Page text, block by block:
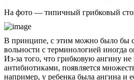
На фото — типичный грибковый
В принципе, с этим можно было бы
вольности с терминологией иногда
Из-за того, что грибковую ангину
антибиотиками, появляется
например, у ребенка была ангина и